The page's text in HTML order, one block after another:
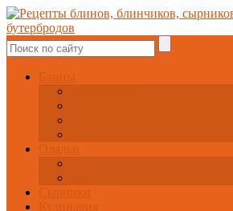
Блины
Оладьи
Сырники
Кулинария